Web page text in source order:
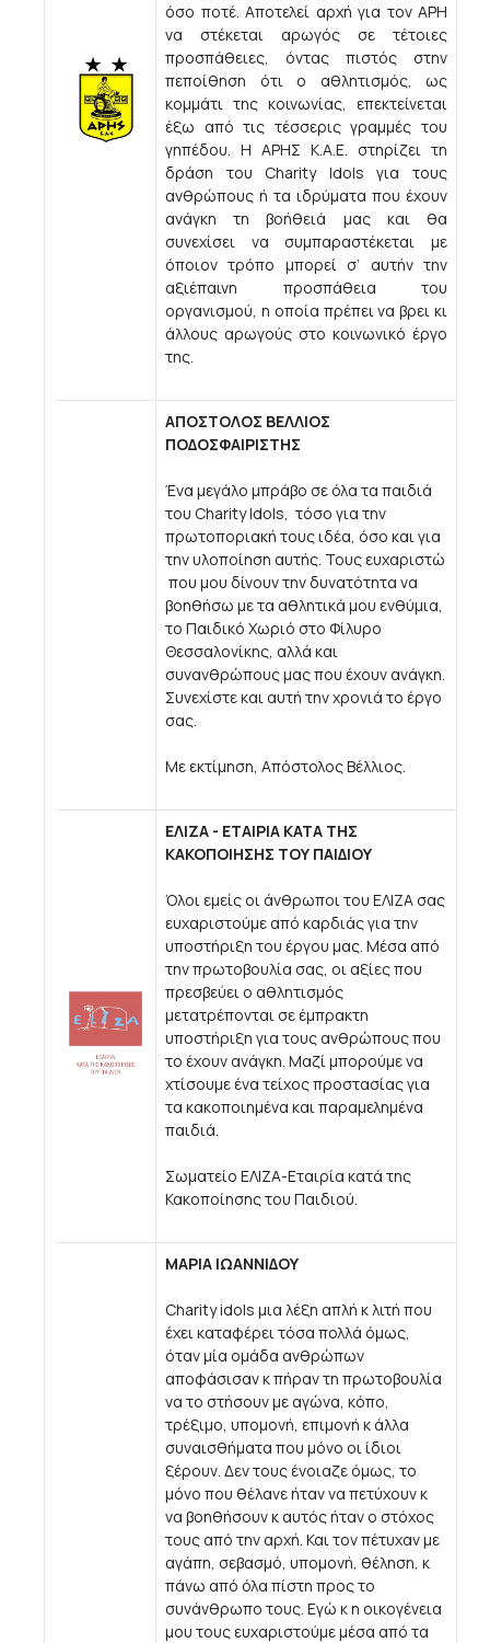
όσο ποτέ. Αποτελεί αρχή για τον ΑΡΗ
να στέκεται αρωγός σε τέτοιες
προσπάθειες, όντας πιστός στην
πεποίθηση ότι ο αθλητισμός, ως
κομμάτι της κοινωνίας, επεκτείνεται
έξω από τις τέσσερις γραμμές του
γηπέδου. Η ΑΡΗΣ Κ.Α.Ε. στηρίζει τη
δράση του Charity Idols για τους
ανθρώπους ή τα ιδρύματα που έχουν
ανάγκη τη βοήθειά μας και θα
συνεχίσει να συμπαραστέκεται με
όποιον τρόπο μπορεί σ’ αυτήν την
αξιέπαινη προσπάθεια του
οργανισμού, η οποία πρέπει να βρει κι
άλλους αρωγούς στο κοινωνικό έργο
της.
ΑΠΟΣΤΟΛΟΣ ΒΕΛΛΙΟΣ
ΠΟΔΟΣΦΑΙΡΙΣΤΗΣ
Ένα μεγάλο μπράβο σε όλα τα παιδιά
του Charity Idols, τόσο για την
πρωτοποριακή τους ιδέα, όσο και για
την υλοποίηση αυτής. Τους ευχαριστώ
που μου δίνουν την δυνατότητα να
βοηθήσω με τα αθλητικά μου ενθύμια,
το Παιδικό Χωριό στο Φίλυρο
Θεσσαλονίκης, αλλά και
συνανθρώπους μας που έχουν ανάγκη.
Συνεχίστε και αυτή την χρονιά το έργο
σας.
Με εκτίμηση, Aπόστολος Βέλλιος.
ΕΛΙΖΑ - ΕΤΑΙΡΙΑ ΚΑΤΑ ΤΗΣ
ΚΑΚΟΠΟΙΗΣΗΣ ΤΟΥ ΠΑΙΔΙΟΥ
Όλοι εμείς οι άνθρωποι του ΕΛΙΖΑ σας
ευχαριστούμε από καρδιάς για την
υποστήριξη του έργου μας. Μέσα από
την πρωτοβουλία σας, οι αξίες που
πρεσβεύει ο αθλητισμός
μετατρέπονται σε έμπρακτη
υποστήριξη για τους ανθρώπους που
το έχουν ανάγκη. Μαζί μπορούμε να
χτίσουμε ένα τείχος προστασίας για
τα κακοποιημένα και παραμελημένα
παιδιά.
Σωματείο EΛΙΖΑ-Εταιρία κατά της
Κακοποίησης του Παιδιού.
ΜΑΡΙΑ ΙΩΑΝΝΙΔΟΥ
Charity idols μια λέξη απλή κ λιτή που
έχει καταφέρει τόσα πολλά όμως,
όταν μία ομάδα ανθρώπων
αποφάσισαν κ πήραν τη πρωτοβουλία
να το στήσουν με αγώνα, κόπο,
τρέξιμο, υπομονή, επιμονή κ άλλα
συναισθήματα που μόνο οι ίδιοι
ξέρουν. Δεν τους ένοιαζε όμως, το
μόνο που θέλανε ήταν να πετύχουν κ
να βοηθήσουν κ αυτός ήταν ο στόχος
τους από την αρχή. Και τον πέτυχαν με
αγάπη, σεβασμό, υπομονή, θέληση, κ
πάνω από όλα πίστη προς το
συνάνθρωπο τους. Εγώ κ η οικογένεια
μου τους ευχαριστούμε μέσα από τα